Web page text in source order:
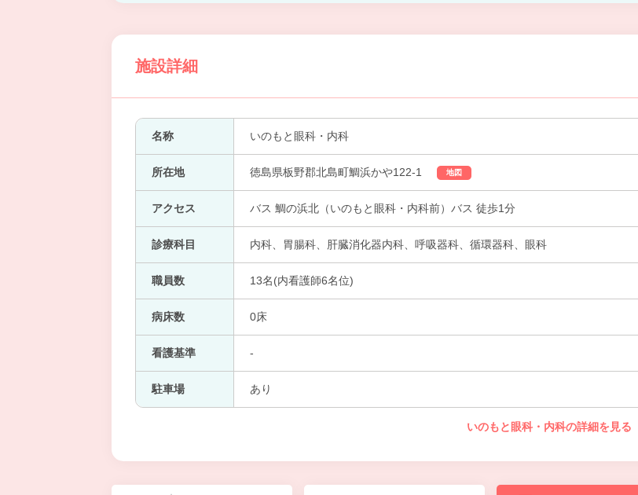
施設詳細
名称 いのもと眼科・内科
所在地 徳島県板野郡北島町鯛浜かや122-1 地図
アクセス バス 鯛の浜北（いのもと眼科・内科前）バス 徒歩1分
診療科目 内科、胃腸科、肝臓消化器内科、呼吸器科、循環器科、眼科
職員数 13名(内看護師6名位)
病床数 0床
看護基準 -
駐車場 あり
いのもと眼科・内科の詳細を見る